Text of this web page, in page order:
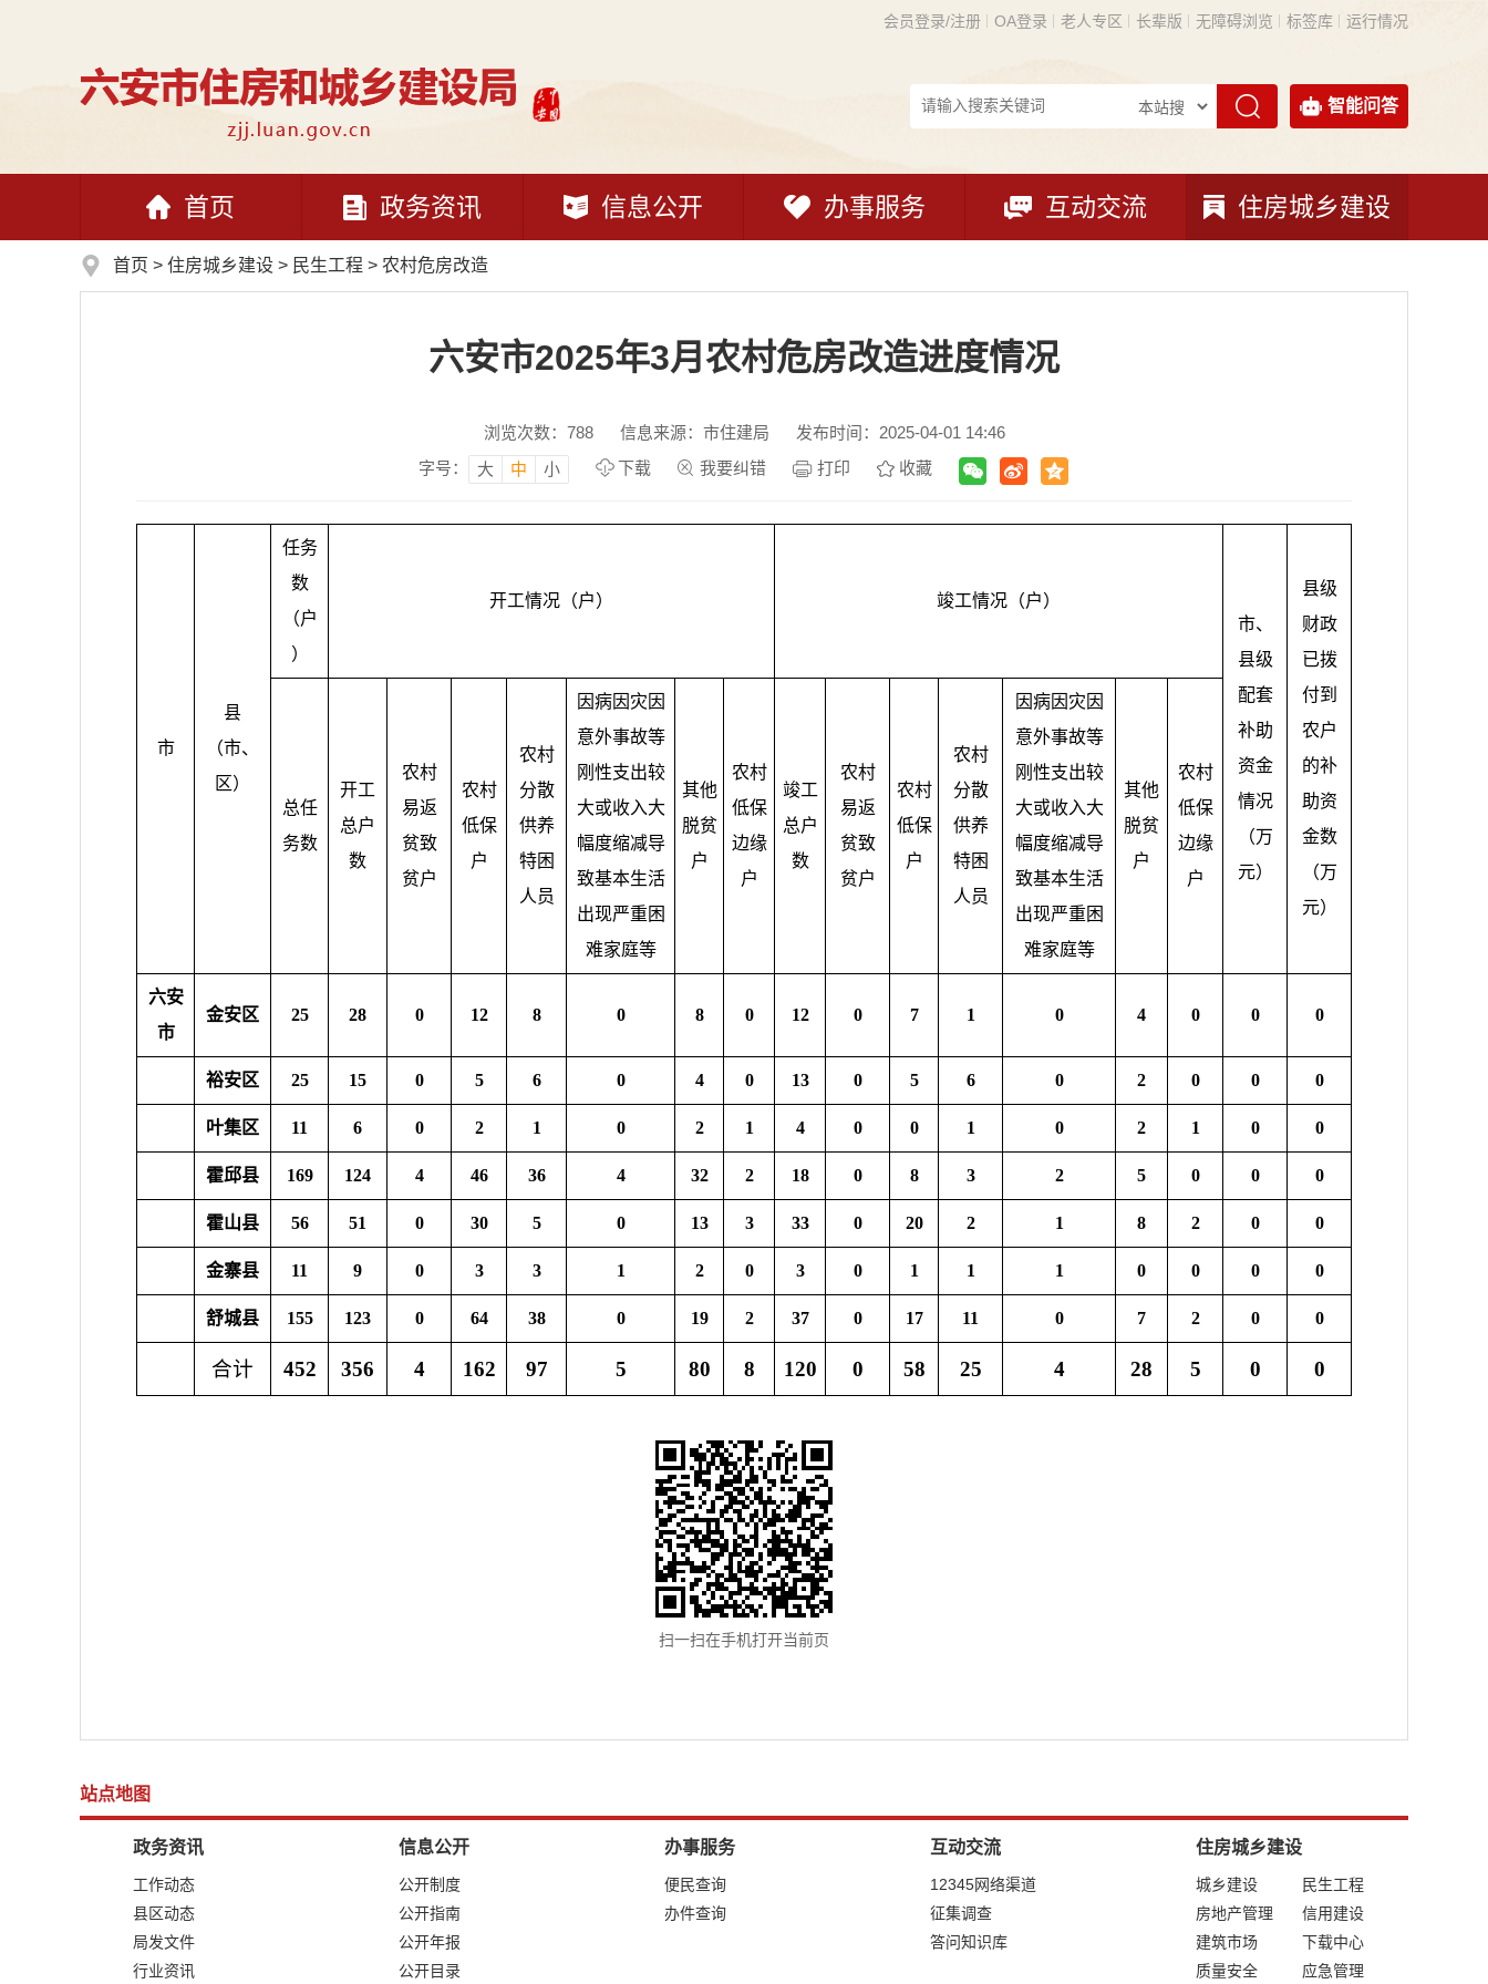
会员登录/注册 OA登录 老人专区 长辈版 无障碍浏览 标签库 运行情况
智能问答
首页 政务资讯 信息公开 办事服务 互动交流 住房城乡建设
首页 > 住房城乡建设 > 民生工程 > 农村危房改造
六安市2025年3月农村危房改造进度情况
浏览次数： 788 信息来源：市住建局
发布时间：2025-04-01 14:46
字号：
大 中 小 下载 我要纠错 打印 收藏
市
县
（市、
区）
任务
数
（户
）
开工情况（户）
竣工情况（户）
市、
县级
配套
补助
资金
情况
（万
元）
县级
财政
已拨
付到
农户
的补
助资
金数
（万
元）
总任
务数
开工
总户
数
农村
易返
贫致
贫户
农村
低保
户
农村
分散
供养
特困
人员
因病因灾因
意外事故等
刚性支出较
大或收入大
幅度缩减导
致基本生活
出现严重困
难家庭等
其他
脱贫
户
农村
低保
边缘
户
竣工
总户
数
农村
易返
贫致
贫户
农村
低保
户
农村
分散
供养
特困
人员
因病因灾因
意外事故等
刚性支出较
大或收入大
幅度缩减导
致基本生活
出现严重困
难家庭等
其他
脱贫
户
农村
低保
边缘
户
六安
市
金安区 25 28 0 12 8 0 8 0 12 0 7 1 0 4 0 0 0
裕安区 25 15 0 5 6 0 4 0 13 0 5 6 0 2 0 0 0
叶集区 11 6 0 2 1 0 2 1 4 0 0 1 0 2 1 0 0
霍邱县 169 124 4 46 36 4 32 2 18 0 8 3 2 5 0 0 0
霍山县 56 51 0 30 5 0 13 3 33 0 20 2 1 8 2 0 0
金寨县 11 9 0 3 3 1 2 0 3 0 1 1 1 0 0 0 0
舒城县 155 123 0 64 38 0 19 2 37 0 17 11 0 7 2 0 0
合计 452 356 4 162 97 5 80 8 120 0 58 25 4 28 5 0 0
扫一扫在手机打开当前页
站点地图
政务资讯
工作动态
县区动态
局发文件
行业资讯
信息公开
公开制度
公开指南
公开年报
公开目录
办事服务
便民查询
办件查询
互动交流
12345网络渠道
征集调查
答问知识库
住房城乡建设
城乡建设
民生工程
房地产管理
信用建设
建筑市场
下载中心
质量安全
应急管理